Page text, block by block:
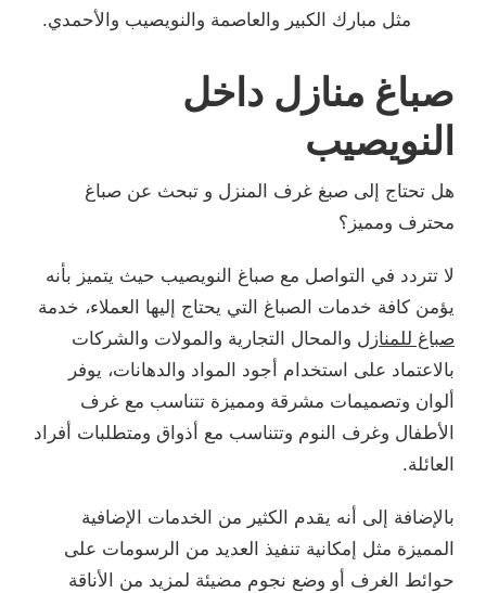
مثل مبارك الكبير والعاصمة والنويصيب والأحمدي.
صباغ منازل داخل
النويصيب
هل تحتاج إلى صبغ غرف المنزل و تبحث عن صباغ
محترف ومميز؟
لا تتردد في التواصل مع صباغ النويصيب حيث يتميز بأنه
يؤمن كافة خدمات الصباغ التي يحتاج إليها العملاء، خدمة
صباغ للمنازل والمحال التجارية والمولات والشركات
بالاعتماد على استخدام أجود المواد والدهانات، يوفر
ألوان وتصميمات مشرقة ومميزة تتناسب مع غرف
الأطفال وغرف النوم وتتناسب مع أذواق ومتطلبات أفراد
العائلة.
بالإضافة إلى أنه يقدم الكثير من الخدمات الإضافية
المميزة مثل إمكانية تنفيذ العديد من الرسومات على
حوائط الغرف أو وضع نجوم مضيئة لمزيد من الأناقة